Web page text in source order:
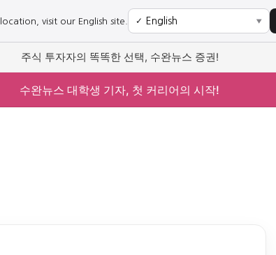
visit our English site. ✓ ▼
주식 투자자의 똑똑한 선택, 수완뉴스 증권!
수완뉴스 대학생 기자, 첫 커리어의 시작!